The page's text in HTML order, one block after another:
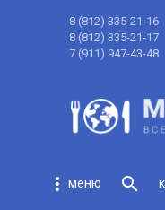
8 (812) 335-21-16
8 (812) 335-21-17
7 (911) 947-43-48
more_vert search